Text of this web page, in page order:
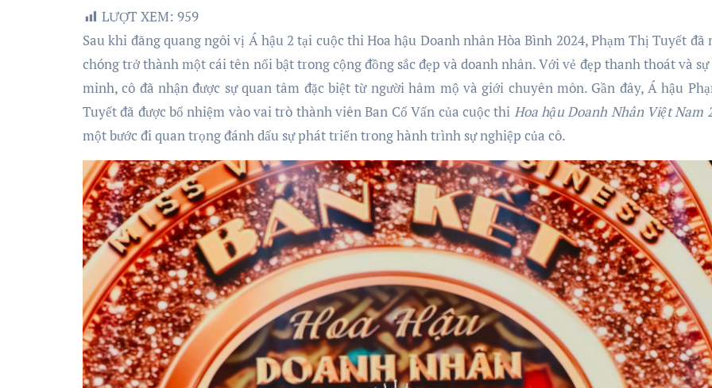
LƯỢT XEM: 959
Sau khi đăng quang ngôi vị Á hậu 2 tại cuộc thi Hoa hậu Doanh nhân Hòa Bình 2024, Phạm Thị Tuyết đã nhanh
chóng trở thành một cái tên nổi bật trong cộng đồng sắc đẹp và doanh nhân. Với vẻ đẹp thanh thoát và
minh, cô đã nhận được sự quan tâm đặc biệt từ người hâm mộ và giới chuyên môn. Gần đây, Á hậu
Tuyết đã được bổ nhiệm vào vai trò thành viên Ban Cố Vấn của cuộc thi Hoa hậu Doanh Nhân Việt Nam
một bước đi quan trọng đánh dấu sự phát triển trong hành trình sự nghiệp của cô.